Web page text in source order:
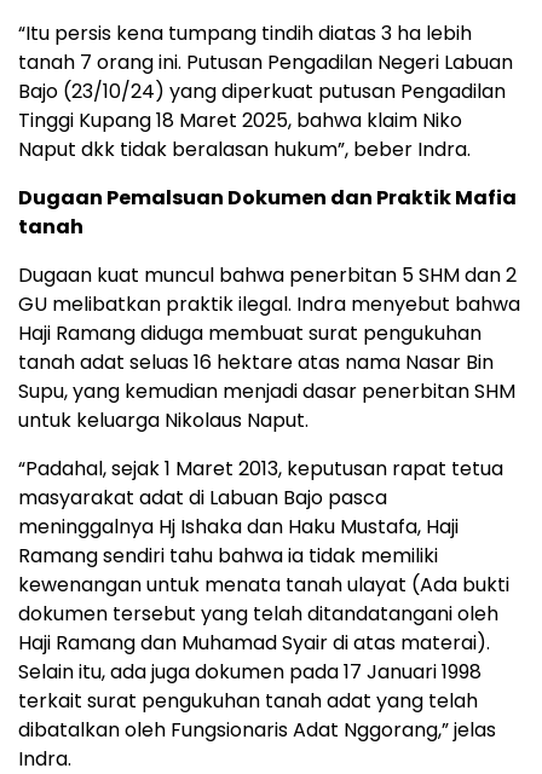
“Itu persis kena tumpang tindih diatas 3 ha lebih
tanah 7 orang ini. Putusan Pengadilan Negeri Labuan
Bajo (23/10/24) yang diperkuat putusan Pengadilan
Tinggi Kupang 18 Maret 2025, bahwa klaim Niko
Naput dkk tidak beralasan hukum”, beber Indra.
Dugaan Pemalsuan Dokumen dan Praktik Mafia
tanah
Dugaan kuat muncul bahwa penerbitan 5 SHM dan 2
GU melibatkan praktik ilegal. Indra menyebut bahwa
Haji Ramang diduga membuat surat pengukuhan
tanah adat seluas 16 hektare atas nama Nasar Bin
Supu, yang kemudian menjadi dasar penerbitan SHM
untuk keluarga Nikolaus Naput.
“Padahal, sejak 1 Maret 2013, keputusan rapat tetua
masyarakat adat di Labuan Bajo pasca
meninggalnya Hj Ishaka dan Haku Mustafa, Haji
Ramang sendiri tahu bahwa ia tidak memiliki
kewenangan untuk menata tanah ulayat (Ada bukti
dokumen tersebut yang telah ditandatangani oleh
Haji Ramang dan Muhamad Syair di atas materai).
Selain itu, ada juga dokumen pada 17 Januari 1998
terkait surat pengukuhan tanah adat yang telah
dibatalkan oleh Fungsionaris Adat Nggorang,” jelas
Indra.